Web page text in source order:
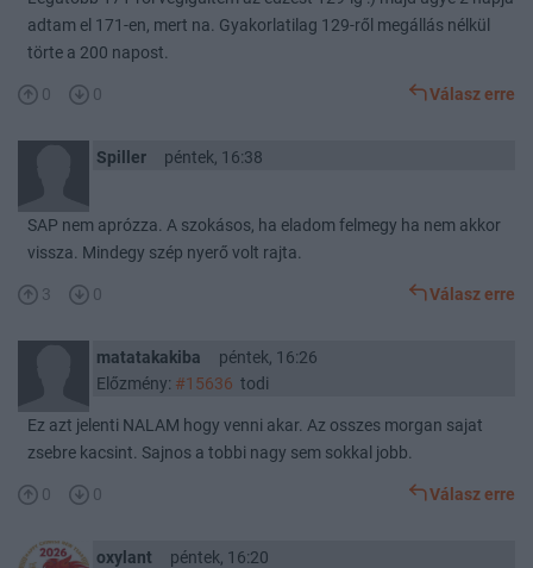
adtam el 171-en, mert na. Gyakorlatilag 129-ről megállás nélkül
törte a 200 napost.
0 0 Válasz erre
Spiller péntek, 16:38
SAP nem aprózza. A szokásos, ha eladom felmegy ha nem akkor
vissza. Mindegy szép nyerő volt rajta.
3 0 Válasz erre
matatakakiba
péntek, 16:26
Előzmény: #15636 todi
Ez azt jelenti NALAM hogy venni akar. Az osszes morgan sajat
zsebre kacsint. Sajnos a tobbi nagy sem sokkal jobb.
0 0 Válasz erre
oxylant
péntek, 16:20